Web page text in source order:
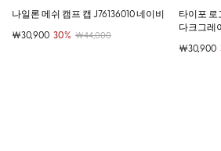
나일론 메쉬 캠프 캡 J76136010 네이비
￦30,900 30% ￦44,000
타이포 로
다크그레
￦30,900